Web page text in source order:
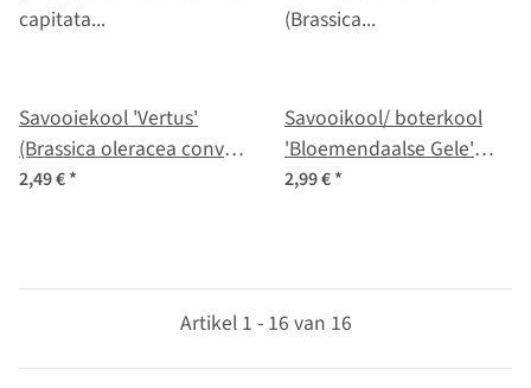
Savooiekool 'Vertus'
(Brassica oleracea convar.
capitata var. sabauda L.)
2,49 €*
Savooikool/ boterkool
'Bloemendaalse Gele'
(Brassica oleracea convar.
2,99 €*
Artikel 1 - 16 van 16